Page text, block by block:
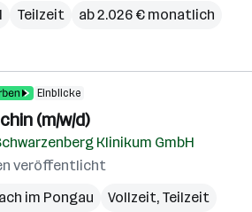
Teilzeit ab 2.026 € monatlich
Einblicke
(m/w/d)
Klinikum GmbH
veröffentlicht
im Pongau
Vollzeit, Teilzeit